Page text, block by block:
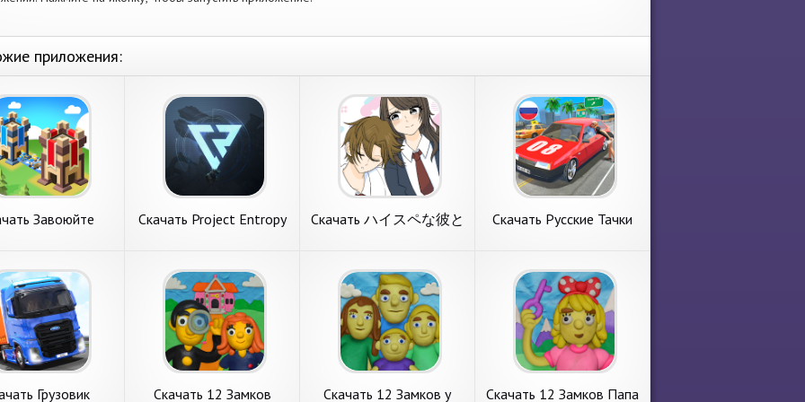
приложения:
Завоюйте
APK на Андроид
Завоюйте
битва замков
Бесконечные
APK на
на обзоре
игру с категории
Завоюйте
битва замков от
издателя
3D. Главные
1.
подробнее
Скачать Project Entropy
Скачать Project
Entropy [Взлом
Бесконечные деньги]
APK на Андроид
Представляем вашему
вниманию игру с раздела
стратегии. Project Entropy
от нового коллектива
FunPlus International AG.
Системные требования. 1.
подробнее
Скачать ハイスペな彼と
APK на Андроид
Скачать ハイスペな彼
と結ばれたい [Взлом
Бесконечные деньги]
APK на Андроид
Попробуем разобрать игру
с пункта меню симуляторы.
ハイスペな彼と結ばれたい
от классного автора Honor
apps. Основные
требования. 1. Объем
незанятой памяти
подробнее
Скачать Русские Тачки
Андроид
Скачать Русские Тачки
Симулятор [Взлом
Много денег] APK на
Андроид
Сегодня на обзоре
обсудим игру с раздела
симуляторы. Русские Тачки
Симулятор от нового
издателя OppanaGames
FZC LLC. Главные
требования. 1.
подробнее
Грузовик
Скачать 12 Замков
Скачать 12 Замков у
Скачать 12 Замков Папа